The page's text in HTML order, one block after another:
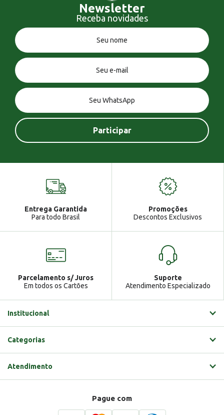
Newsletter
Receba novidades
Entrega Garantida
Para todo Brasil
Promoções
Descontos Exclusivos
Parcelamento s/ Juros
Em todos os Cartões
Suporte
Atendimento Especializado
Institucional
Categorias
Atendimento
Pague com
Você tem uma mensagem!
Ga Atendimento
Gabrielle